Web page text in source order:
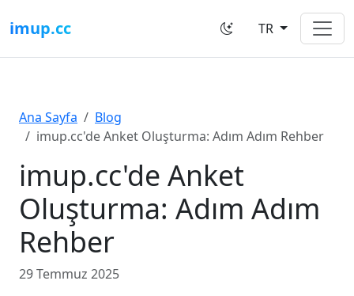
imup.cc TR
Ana Sayfa
Blog
imup.cc'de Anket Oluşturma: Adım Adım Rehber
imup.cc'de Anket
Oluşturma: Adım Adım
Rehber
29 Temmuz 2025